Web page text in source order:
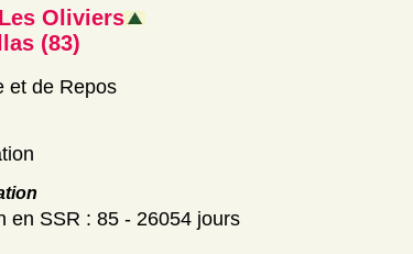
Oliviers
(83)
et de Repos
en SSR : 85 - 26054 jours